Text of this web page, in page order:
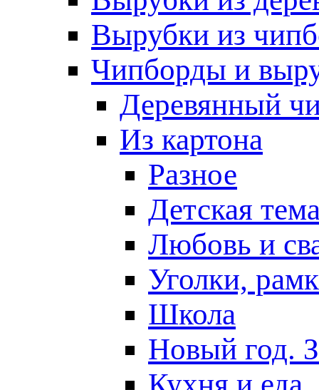
Вырубки из
Чипборды и
Деревянный
Из картона
Разное
Детская
Любовь и
Уголки,
Школа
Новый год.